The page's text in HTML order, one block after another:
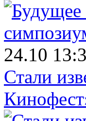
24.10
Стали